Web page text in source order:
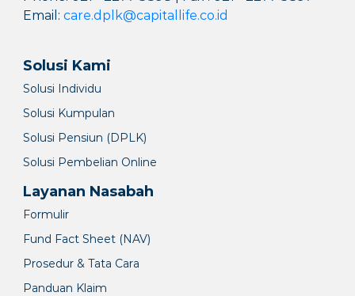
Email:care.dplk@capitallife.co.id
Solusi Kami
Solusi Individu
Solusi Kumpulan
Solusi Pensiun (DPLK)
Solusi Pembelian Online
Layanan Nasabah
Formulir
Fund Fact Sheet (NAV)
Prosedur & Tata Cara
Panduan Klaim